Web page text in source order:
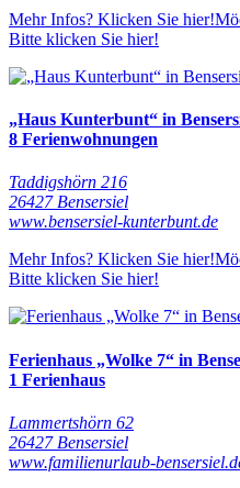
Mehr Infos? Klicken Sie hier!
Bitte klicken Sie hier!
„Haus Kunterbunt“ in
8 Ferienwohnungen
Taddigshörn 216
26427 Bensersiel
www.bensersiel-kunterbunt.de
Mehr Infos? Klicken Sie hier!
Bitte klicken Sie hier!
Ferienhaus „Wolke 7“ in
1 Ferienhaus
Lammertshörn 62
26427 Bensersiel
www.familienurlaub-